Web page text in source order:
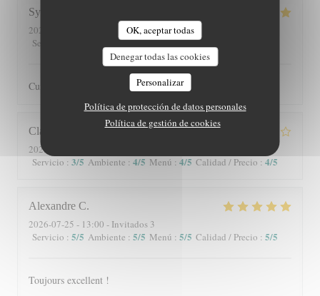
OK, aceptar todas
Denegar todas las cookies
Personalizar
Política de protección de datos personales
Política de gestión de cookies
Sylvain
2026-07-25
- 20:30 - Invitados 3
Servicio
Ambiente:5/5 Menú:5/5 Calidad / Precio
Cuisine toujours très bonne dans un cadre agréable
Claire
2026-07-25
Servicio : 3/5 Ambiente : 4/5 Menú : 4/5 Calidad / Precio : 4/5
Alexandre C
2026-07-25 - 13:00 - Invitados 3
Servicio : 5/5 Ambiente : 5/5 Menú : 5/5 Calidad / Precio : 5/5
Toujours excellent !